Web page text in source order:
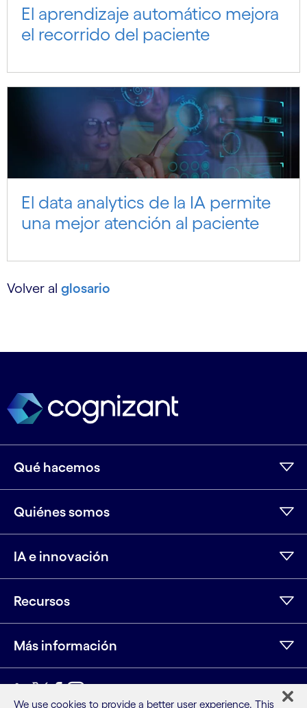
El aprendizaje automático mejora
el recorrido del paciente
El data analytics de la IA permite
una mejor atención al paciente
Volver al glosario
Qué hacemos
Quiénes somos
IA e innovación
Recursos
Más información
We use cookies to provide a better user experience. This